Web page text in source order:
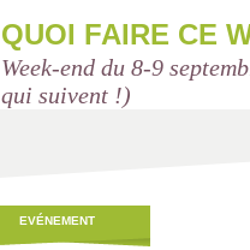
QUOI FAIRE CE
Week-end du 8-9
qui suivent !)
EVÉNEMENT